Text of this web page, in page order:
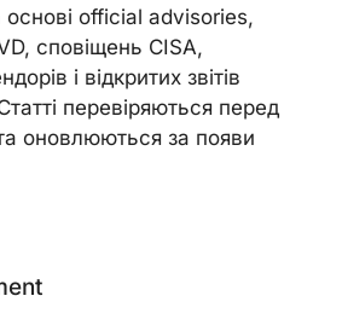
основі official advisories,
сповіщень CISA,
і відкритих звітів
перевіряються перед
оновлюються за появи